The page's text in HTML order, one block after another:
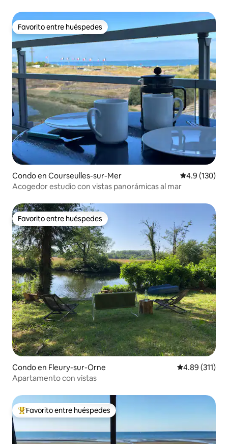
Favorito entre huéspedes
Favorito entre huéspedes
Condo en Courseulles-sur-Mer Calificación
4.9 (130)
Acogedor estudio con vistas panorámicas al mar
Favorito entre huéspedes
Favorito entre huéspedes
Condo en Fleury-sur-Orne Calificación
4.89 (311)
Apartamento con vistas
Favorito entre huéspedes preferido
Favorito entre huéspedes